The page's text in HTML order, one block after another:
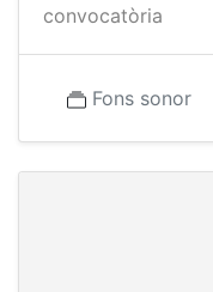
convocatòria
Fons sonor